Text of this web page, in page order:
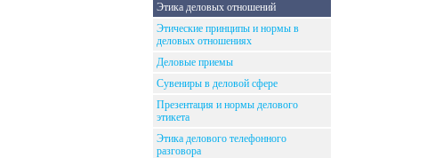
Этика деловых отношений
Этические принципы и нормы в
деловых отношениях
Деловые приемы
Сувениры в деловой сфере
Презентация и нормы делового
этикета
Этика делового телефонного
разговора